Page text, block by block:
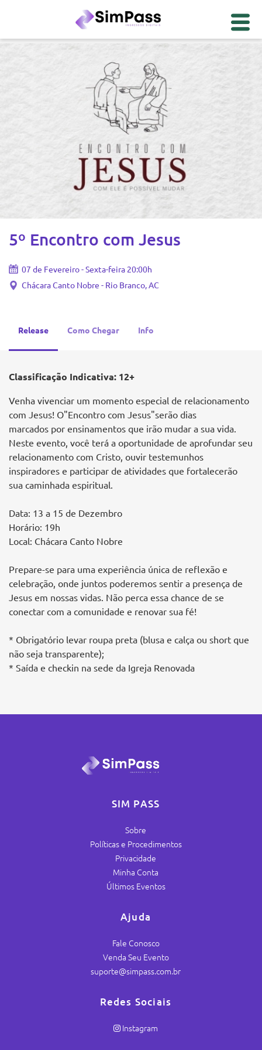
5º Encontro com Jesus
07 de Fevereiro - Sexta-feira 20:00h
Chácara Canto Nobre - Rio Branco, AC
Release Como Chegar Info
Classificação Indicativa: 12+
Venha vivenciar um momento especial de relacionamento
com Jesus! O"Encontro com Jesus"serão dias
marcados por ensinamentos que irão mudar a sua vida.
Neste evento, você terá a oportunidade de aprofundar seu
relacionamento com Cristo, ouvir testemunhos
inspiradores e participar de atividades que fortalecerão
sua caminhada espiritual.
Data: 13 a 15 de Dezembro
Horário: 19h
Local: Chácara Canto Nobre
Prepare-se para uma experiência única de reflexão e
celebração, onde juntos poderemos sentir a presença de
Jesus em nossas vidas. Não perca essa chance de se
conectar com a comunidade e renovar sua fé!
* Obrigatório levar roupa preta (blusa e calça ou short que
não seja transparente);
* Saída e checkin na sede da Igreja Renovada
SIM PASS
Sobre
Políticas e Procedimentos
Privacidade
Minha Conta
Últimos Eventos
Ajuda
Fale Conosco
Venda Seu Evento
suporte@simpass.com.br
Redes Sociais
Instagram